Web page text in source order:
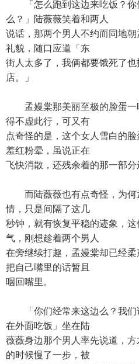
「怎么跑到这边来吃饭？你
么？」陆薇薇笑着和两人
说话，那两个男人不约而同地
礼貌，随口应道「东
街人太多了，我俩都要饿死了
店。」
孟嫚棠那美丽至极的脸蛋一
得不虚此行，可又有
点奇怪的是，这个女人雪白的
羞红粉晕，虽说正在
飞快消散，还残余着的那一部分
而陆薇薇也有点奇怪，为何
情，只是间隔了这几
秒钟，就有恢复平稳的迹象，
气，刚想趁着两个男人
在旁继续打趣，孟嫚棠却已经
把自己嘴里的话暂且
咽回嘴里。
「你们经常来这边么？我们
在外面吃饭」坐在陆
薇薇身边那个男人率先说道，
的时候慢了一步，被